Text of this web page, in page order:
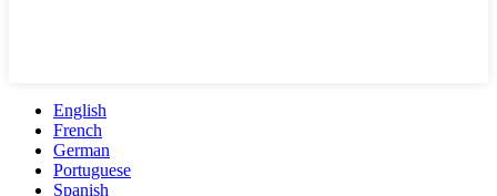
English
French
German
Portuguese
Spanish